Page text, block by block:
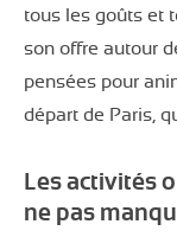
tous les goûts et
son offre autour
pensées pour
départ de Paris,
Les activités
ne pas